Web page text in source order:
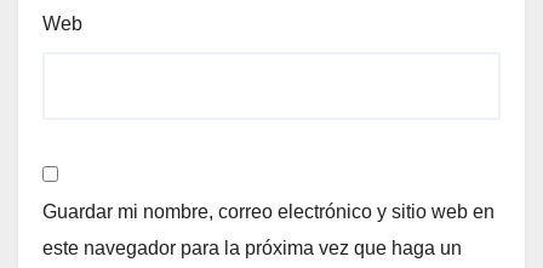
Web
Guardar mi nombre, correo electrónico y sitio web en
este navegador para la próxima vez que haga un